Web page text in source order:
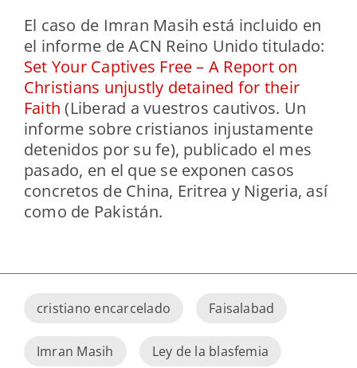
El caso de Imran Masih está incluido en
el informe de ACN Reino Unido titulado:
Set Your Captives Free – A Report on
Christians unjustly detained for their
Faith (Liberad a vuestros cautivos. Un
informe sobre cristianos injustamente
detenidos por su fe), publicado el mes
pasado, en el que se exponen casos
concretos de China, Eritrea y Nigeria, así
como de Pakistán.
cristiano encarcelado Faisalabad
Imran Masih Ley de la blasfemia